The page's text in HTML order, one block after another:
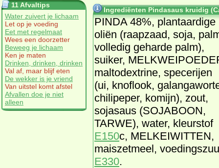
11 Afvaltips
Water zuivert je lichaam
Let op je voeding
Eet met regelmaat
Wees een doorzetter
Beweeg je lichaam
Ken je maten
Drinken, drinken, drinken
Val af, maar blijf eten
De wekker is je vriend
Van uitstel komt afstel
Afvallen doe je niet
alleen
Ingrediënten Pindasaus kruidig
PINDA 48%, plantaardige
oliën (raapzaad, soja,
volledig geharde palm),
suiker,
maltodextrine, specerijen
(ui, knoflook,
chilipeper, komijn), zout,
sojasaus (SOJABOON,
TARWE), water, kleurstof
E150c, MELKEIWITTEN,
maiszetmeel,
E330.